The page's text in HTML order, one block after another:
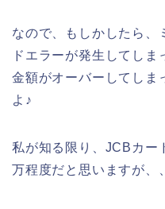
なので、もしかしたら、
ドエラーが発生してし
金額がオーバーしてしま
よ♪
私が知る限り、JCBカー
万程度だと思いますが、